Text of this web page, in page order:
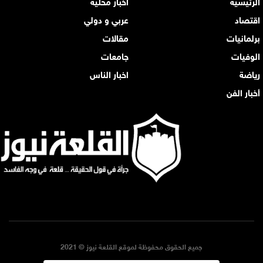
اقتصاد
عربي و دولي
برلمانيات
مقالات
الوفيات
جامعات
رياضة
اخبار الناس
أخبار الفن
جميع الحقوق محفوظة لموقع القلعة نيوز © 2021